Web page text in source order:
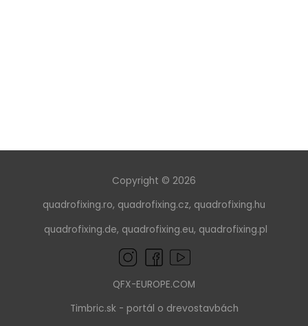
Copyright © 2026
quadrofixing.ro, quadrofixing.cz, quadrofixing.hu
quadrofixing.de, quadrofixing.eu, quadrofixing.pl
QFX-EUROPE.COM
Timbric.sk - portál o drevostavbách